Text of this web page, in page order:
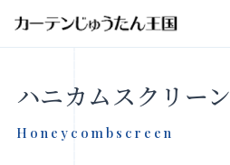
ハニカムスクリーン
Honeycombscreen